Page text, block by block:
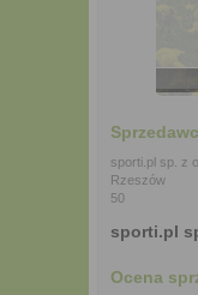
sporti.pl sp. z
Rzeszów
50
sporti.pl
Ocena